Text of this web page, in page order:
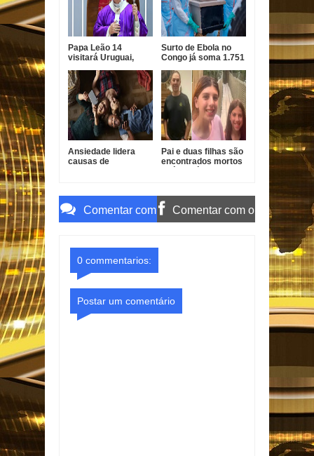
Papa Leão 14
visitará Uruguai,
novembro
Surto de Ebola no
Congo já soma 1.751
Ansiedade lidera
causas de
Pai e duas filhas são
encontrados mortos
Comentar com Comentar com o
0 commentarios:
Postar um comentário